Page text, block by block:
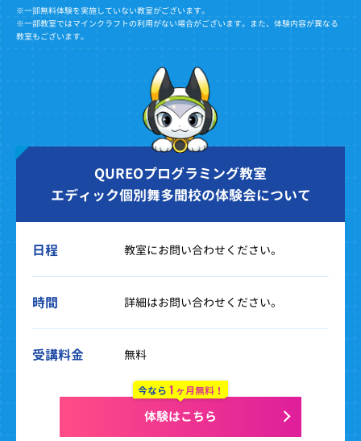
※一部無料体験を実施していない教室がございます。
※一部教室ではマインクラフトの利用がない場合がございます。また、体験内容が異なる
教室もございます。
QUREOプログラミング教室
エディック個別舞多聞校の体験会について
日程 教室にお問い合わせください。
時間 詳細はお問い合わせください。
受講料金 無料
今なら 1 ヶ月無料！
体験はこちら